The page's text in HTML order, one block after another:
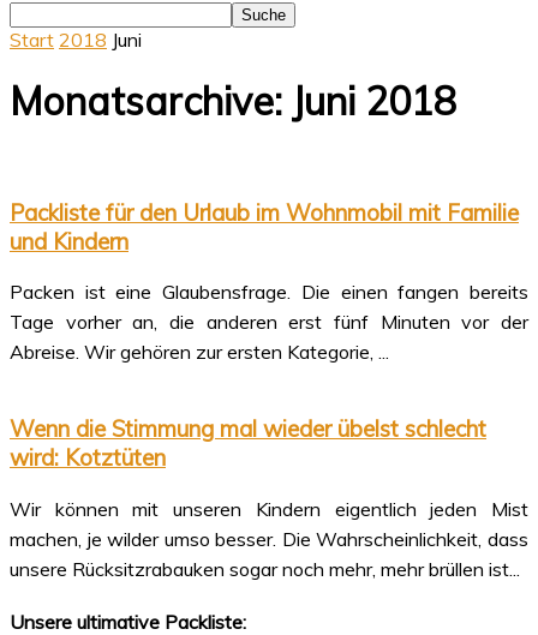
Start 2018 Juni
Monatsarchive: Juni 2018
Packliste für den Urlaub im Wohnmobil mit Familie
und Kindern
Packen ist eine Glaubensfrage. Die einen fangen bereits
Tage vorher an, die anderen erst fünf Minuten vor der
Abreise. Wir gehören zur ersten Kategorie, ...
Wenn die Stimmung mal wieder übelst schlecht
wird: Kotztüten
Wir können mit unseren Kindern eigentlich jeden Mist
machen, je wilder umso besser. Die Wahrscheinlichkeit, dass
unsere Rücksitzrabauken sogar noch mehr, mehr brüllen ist...
Unsere ultimative Packliste: